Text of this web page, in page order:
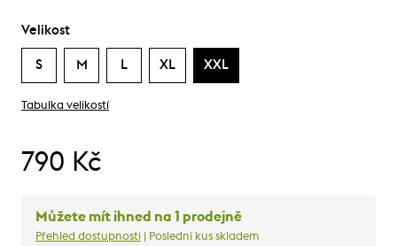
Velikost
S M L XL XXL
Tabulka velikostí
790 Kč
Můžete mít ihned na 1 prodejně
Přehled dostupnosti | Poslední kus skladem